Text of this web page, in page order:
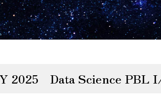
2025 Data Science PBL